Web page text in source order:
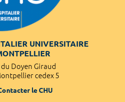
UNIVERSITAIRE
du Doyen Giraud
cedex 5
le CHU